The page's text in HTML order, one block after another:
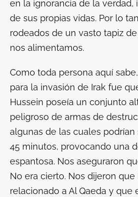
en la ignorancia de la verdad,
de sus propias vidas. Por lo
rodeados de un vasto tapiz
nos alimentamos.
Como toda persona aquí
para la invasión de Irak fue
Hussein poseía un conjunto
peligroso de armas de
algunas de las cuales podrían
45 minutos, provocando una
espantosa. Nos aseguraron
No era cierto. Nos dijeron que
relacionado a Al Qaeda y que